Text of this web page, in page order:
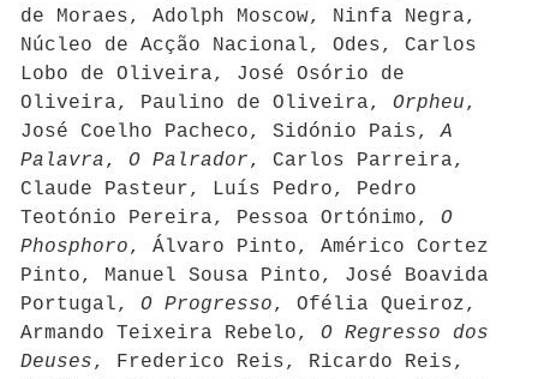
de Moraes, Adolph Moscow, Ninfa Negra,
Núcleo de Acção Nacional, Odes, Carlos
Lobo de Oliveira, José Osório de
Oliveira, Paulino de Oliveira, Orpheu,
José Coelho Pacheco, Sidónio Pais,A
Palavra, O Palrador, Carlos Parreira,
Claude Pasteur, Luís Pedro, Pedro
Teotónio Pereira, Pessoa Ortónimo, O
Phosphoro, Álvaro Pinto, Américo Cortez
Pinto, Manuel Sousa Pinto, José Boavida
Portugal, O Progresso, Ofélia Queiroz,
Armando Teixeira Rebelo, O Regresso dos
Deuses, Frederico Reis, Ricardo Reis,